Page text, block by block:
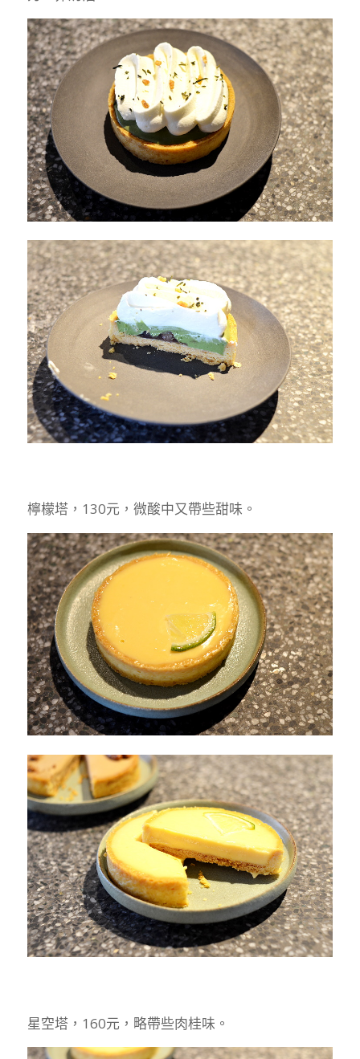
檸檬塔，130元，微酸中又帶些甜味。
星空塔，160元，略帶些肉桂味。